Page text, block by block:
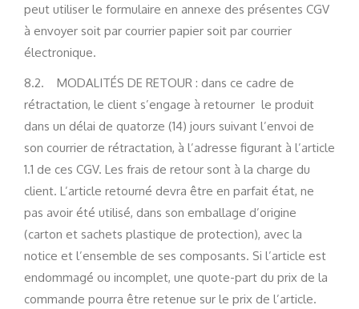
peut utiliser le formulaire en annexe des présentes CGV
à envoyer soit par courrier papier soit par courrier
électronique.
8.2. MODALITÉS DE RETOUR : dans ce cadre de
rétractation, le client s’engage à retourner le produit
dans un délai de quatorze (14) jours suivant l’envoi de
son courrier de rétractation, à l’adresse figurant à l’article
1.1 de ces CGV. Les frais de retour sont à la charge du
client. L’article retourné devra être en parfait état, ne
pas avoir été utilisé, dans son emballage d’origine
(carton et sachets plastique de protection), avec la
notice et l’ensemble de ses composants. Si l’article est
endommagé ou incomplet, une quote-part du prix de la
commande pourra être retenue sur le prix de l’article.